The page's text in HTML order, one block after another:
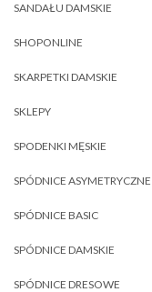
SANDAŁU DAMSKIE
SHOPONLINE
SKARPETKI DAMSKIE
SKLEPY
SPODENKI MĘSKIE
SPÓDNICE ASYMETRYCZNE
SPÓDNICE BASIC
SPÓDNICE DAMSKIE
SPÓDNICE DRESOWE